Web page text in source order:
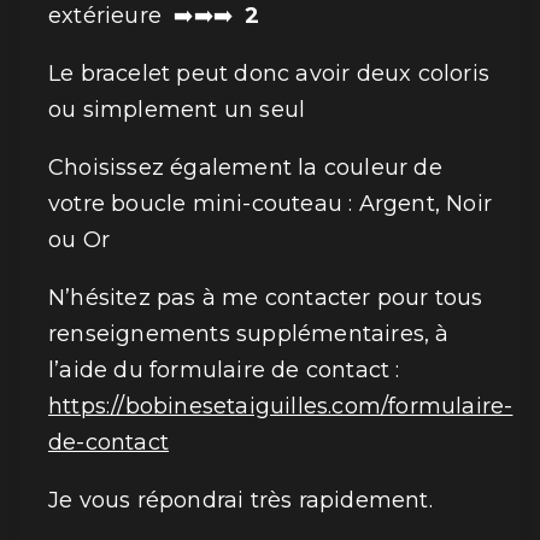
extérieure ➡️➡️➡️2
Le bracelet peut donc avoir deux coloris
ou simplement un seul
Choisissez également la couleur de
votre boucle mini-couteau : Argent, Noir
ou Or
N’hésitez pas à me contacter pour tous
renseignements supplémentaires, à
l’aide du formulaire de contact :
https://bobinesetaiguilles.com/formulaire-
de-contact
Je vous répondrai très rapidement.